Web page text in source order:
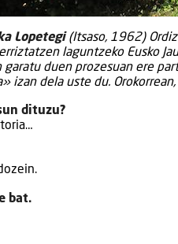
Lopetegi(Itsaso, 1962)
laguntzeko Eusko
garatu duen prozesuan ere
izan dela uste du.
dituzu?
bat.